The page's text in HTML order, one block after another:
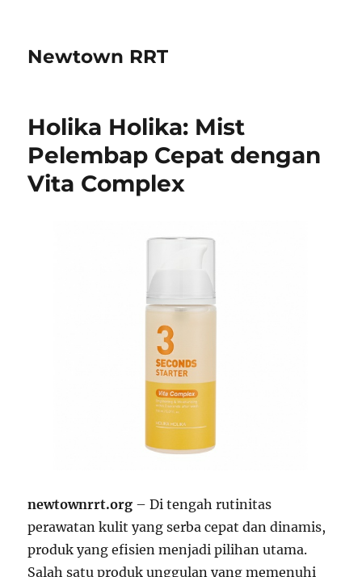
Newtown RRT
Holika Holika: Mist
Pelembap Cepat dengan
Vita Complex
newtownrrt.org – Di tengah rutinitas
perawatan kulit yang serba cepat dan dinamis,
produk yang efisien menjadi pilihan utama.
Salah satu produk unggulan yang memenuhi